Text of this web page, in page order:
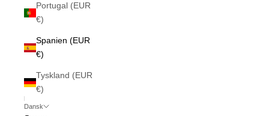
Portugal (EUR
€)
Spanien (EUR
€)
Tyskland (EUR
€)
Dansk